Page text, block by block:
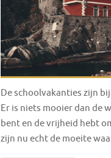
De schoolvakanties zijn
Er is niets mooier dan de
bent en de vrijheid hebt
zijn nu echt de moeite